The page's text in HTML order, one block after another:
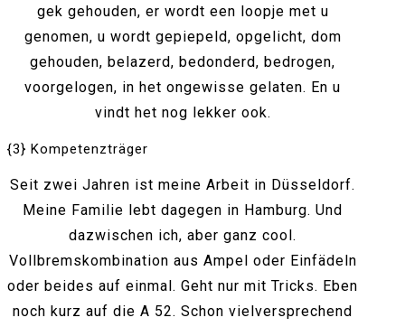
gek gehouden, er wordt een loopje met u
genomen, u wordt gepiepeld, opgelicht, dom
gehouden, belazerd, bedonderd, bedrogen,
voorgelogen, in het ongewisse gelaten. En u
vindt het nog lekker ook.
{3} Kompetenzträger
Seit zwei Jahren ist meine Arbeit in Düsseldorf.
Meine Familie lebt dagegen in Hamburg. Und
dazwischen ich, aber ganz cool.
Vollbremskombination aus Ampel oder Einfädeln
oder beides auf einmal. Geht nur mit Tricks. Eben
noch kurz auf die A 52. Schon vielversprechend